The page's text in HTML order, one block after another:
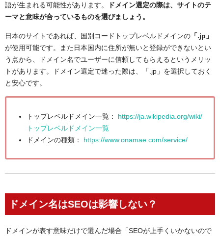
語が生まれる可能性があります。
ドメイン選定の際は、サイトのテ
ーマと意味が合っているものを選びましょう。
日本のサイトであれば、国別コードトップレベルドメインの 「.jp」
が使用可能です。また日本国内に住所が無いと登録ができないとい
う点から、ドメイン名でユーザーに信頼してもらえるというメリッ
トがあります。ドメイン選定で迷った際は、「.jp」を選択しておく
と安心です。
トップレベルドメイン一覧： https://ja.wikipedia.org/wiki/
トップレベルドメイン一覧
ドメインの種類： https://www.onamae.com/service/
ドメイン名はSEOは影響しない？
ドメインが表す意味だけで選んだ場合「SEOが上手くいかないので